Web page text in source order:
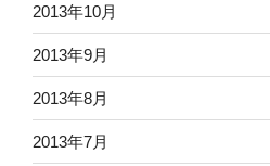
2013年10月
2013年9月
2013年8月
2013年7月